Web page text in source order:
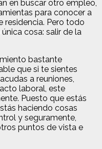
en buscar otro empleo,
para conocer a
residencia. Pero todo
cosa: salir de la
bastante
que si te sientes
a reuniones,
laboral, este
Puesto que estás
haciendo cosas
y seguramente,
puntos de vista e